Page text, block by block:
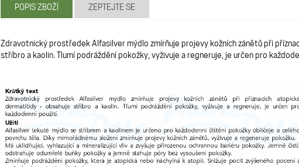
POPIS ZBOŽÍ ZEPTEJTE SE
Zdravotnický prostředek Alfasilver mýdlo zmírňuje projevy kožních zánětů při
stříbro a kaolin. Tlumí podráždění pokožky, vyživuje a regneruje, je určen pro